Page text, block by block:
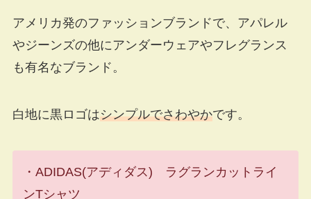
アメリカ発のファッションブランドで、アパレル
やジーンズの他にアンダーウェアやフレグランス
も有名なブランド。
白地に黒ロゴはシンプルでさわやかです。
・ADIDAS(アディダス) ラグランカットライ
ンTシャツ